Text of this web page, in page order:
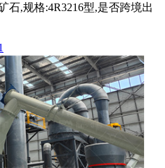
石,规格:4R3216型,是否跨境出